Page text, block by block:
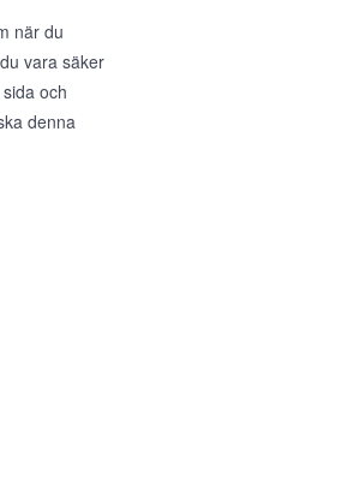
när du
vara säker
och
denna